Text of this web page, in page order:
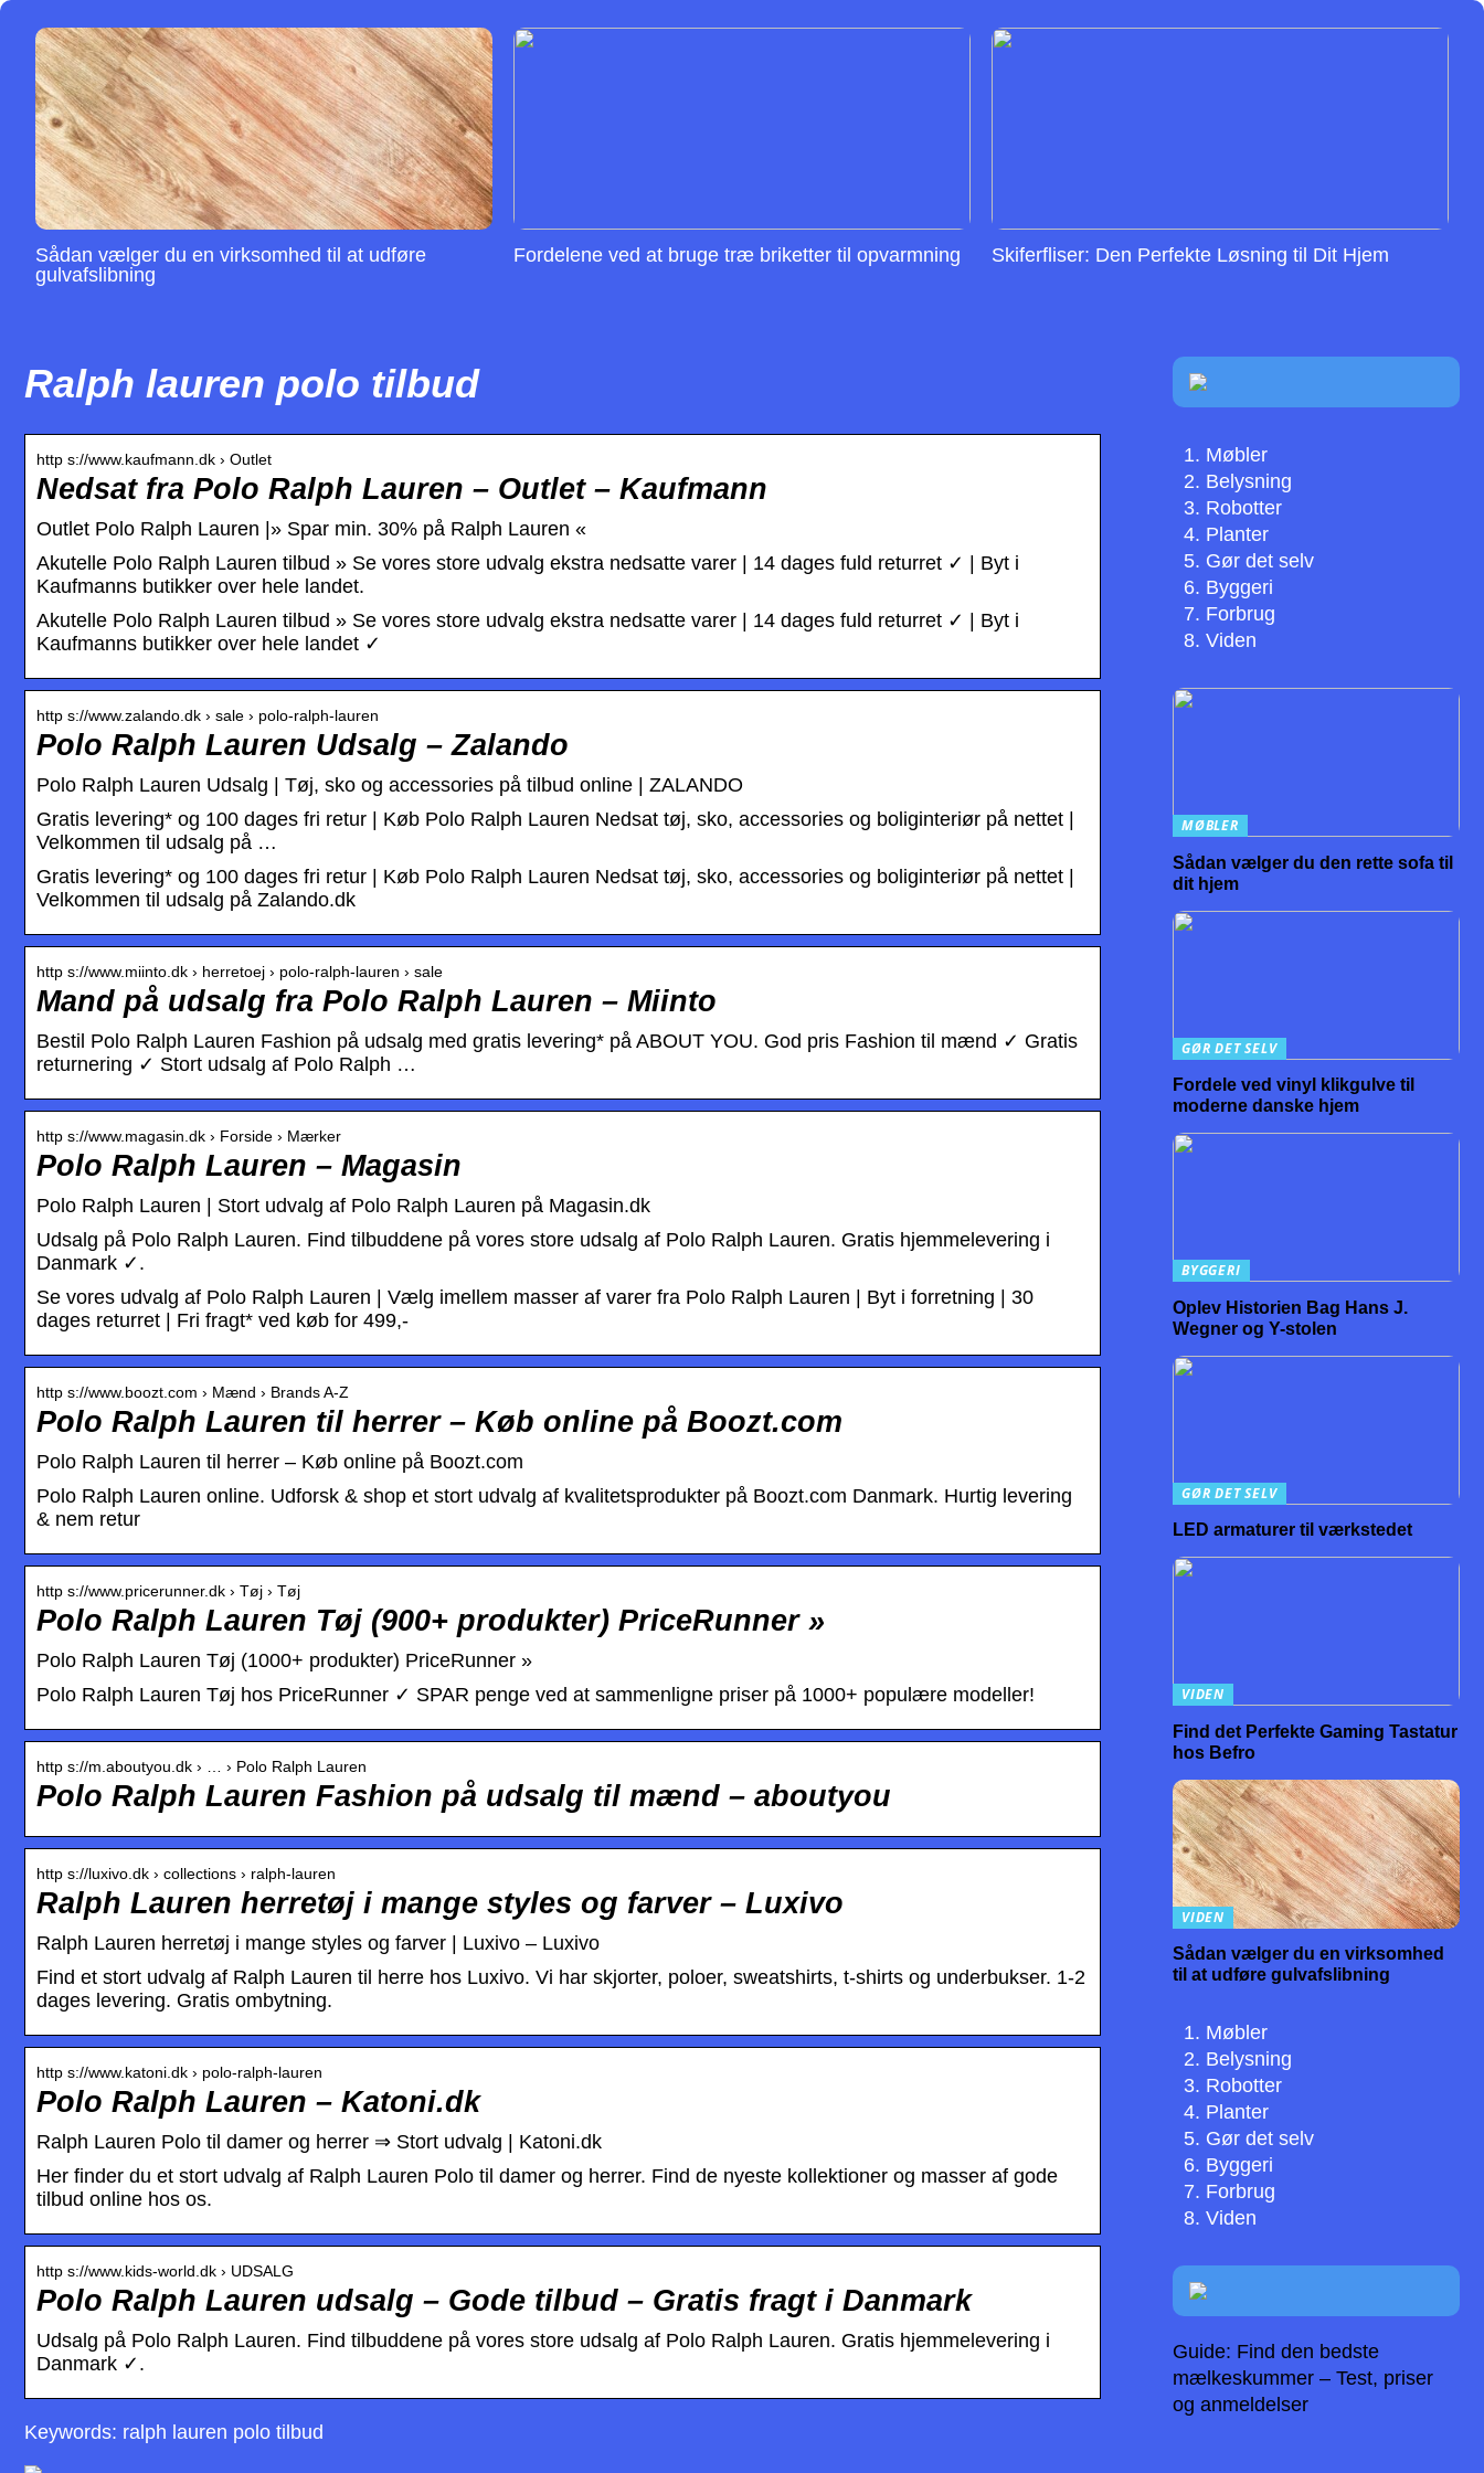
Sådan vælger du en virksomhed til at udføre
gulvafslibning
Fordelene ved at bruge træ briketter til opvarmning Skiferfliser: Den Perfekte Løsning til Dit Hjem
Ralph lauren polo tilbud
http s://www.kaufmann.dk › Outlet
Nedsat fra Polo Ralph Lauren – Outlet – Kaufmann
Outlet Polo Ralph Lauren |» Spar min. 30% på Ralph Lauren «
Akutelle Polo Ralph Lauren tilbud » Se vores store udvalg ekstra nedsatte varer | 14 dages fuld returret ✓ | Byt i
Kaufmanns butikker over hele landet.
Akutelle Polo Ralph Lauren tilbud » Se vores store udvalg ekstra nedsatte varer | 14 dages fuld returret ✓ | Byt i
Kaufmanns butikker over hele landet ✓
http s://www.zalando.dk › sale › polo-ralph-lauren
Polo Ralph Lauren Udsalg – Zalando
Polo Ralph Lauren Udsalg | Tøj, sko og accessories på tilbud online | ZALANDO
Gratis levering* og 100 dages fri retur | Køb Polo Ralph Lauren Nedsat tøj, sko, accessories og boliginteriør på nettet |
Velkommen til udsalg på …
Gratis levering* og 100 dages fri retur | Køb Polo Ralph Lauren Nedsat tøj, sko, accessories og boliginteriør på nettet |
Velkommen til udsalg på Zalando.dk
http s://www.miinto.dk › herretoej › polo-ralph-lauren › sale
Mand på udsalg fra Polo Ralph Lauren – Miinto
Bestil Polo Ralph Lauren Fashion på udsalg med gratis levering* på ABOUT YOU. God pris Fashion til mænd ✓ Gratis
returnering ✓ Stort udsalg af Polo Ralph …
http s://www.magasin.dk › Forside › Mærker
Polo Ralph Lauren – Magasin
Polo Ralph Lauren | Stort udvalg af Polo Ralph Lauren på Magasin.dk
Udsalg på Polo Ralph Lauren. Find tilbuddene på vores store udsalg af Polo Ralph Lauren. Gratis hjemmelevering i
Danmark ✓.
Se vores udvalg af Polo Ralph Lauren | Vælg imellem masser af varer fra Polo Ralph Lauren | Byt i forretning | 30
dages returret | Fri fragt* ved køb for 499,-
http s://www.boozt.com › Mænd › Brands A-Z
Polo Ralph Lauren til herrer – Køb online på Boozt.com
Polo Ralph Lauren til herrer – Køb online på Boozt.com
Polo Ralph Lauren online. Udforsk & shop et stort udvalg af kvalitetsprodukter på Boozt.com Danmark. Hurtig levering
& nem retur
http s://www.pricerunner.dk › Tøj › Tøj
Polo Ralph Lauren Tøj (900+ produkter) PriceRunner »
Polo Ralph Lauren Tøj (1000+ produkter) PriceRunner »
Polo Ralph Lauren Tøj hos PriceRunner ✓ SPAR penge ved at sammenligne priser på 1000+ populære modeller!
http s://m.aboutyou.dk › … › Polo Ralph Lauren
Polo Ralph Lauren Fashion på udsalg til mænd – aboutyou
http s://luxivo.dk › collections › ralph-lauren
Ralph Lauren herretøj i mange styles og farver – Luxivo
Ralph Lauren herretøj i mange styles og farver | Luxivo – Luxivo
Find et stort udvalg af Ralph Lauren til herre hos Luxivo. Vi har skjorter, poloer, sweatshirts, t-shirts og underbukser. 1-2
dages levering. Gratis ombytning.
http s://www.katoni.dk › polo-ralph-lauren
Polo Ralph Lauren – Katoni.dk
Ralph Lauren Polo til damer og herrer ⇒ Stort udvalg | Katoni.dk
Her finder du et stort udvalg af Ralph Lauren Polo til damer og herrer. Find de nyeste kollektioner og masser af gode
tilbud online hos os.
http s://www.kids-world.dk › UDSALG
Polo Ralph Lauren udsalg – Gode tilbud – Gratis fragt i Danmark
Udsalg på Polo Ralph Lauren. Find tilbuddene på vores store udsalg af Polo Ralph Lauren. Gratis hjemmelevering i
Danmark ✓.
Keywords: ralph lauren polo tilbud
Møbler
Belysning
Robotter
Planter
Gør det selv
Byggeri
Forbrug
Viden
MØBLER
Sådan vælger du den rette sofa til
dit hjem
GØR DET SELV
Fordele ved vinyl klikgulve til
moderne danske hjem
BYGGERI
Oplev Historien Bag Hans J.
Wegner og Y-stolen
GØR DET SELV
LED armaturer til værkstedet
VIDEN
Find det Perfekte Gaming Tastatur
hos Befro
VIDEN
Sådan vælger du en virksomhed
til at udføre gulvafslibning
Møbler
Belysning
Robotter
Planter
Gør det selv
Byggeri
Forbrug
Viden
Guide: Find den bedste
mælkeskummer – Test, priser
og anmeldelser